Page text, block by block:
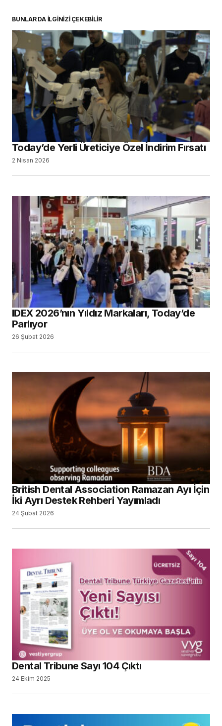
BUNLAR DA İLGİNİZİ ÇEKEBİLİR
Today’de Yerli Üreticiye Özel İndirim Fırsatı
2 Nisan 2026
IDEX 2026’nın Yıldız Markaları, Today’de
Parlıyor
26 Şubat 2026
British Dental Association Ramazan Ayı İçin
İki Ayrı Destek Rehberi Yayımladı
24 Şubat 2026
Dental Tribune Sayı 104 Çıktı
24 Ekim 2025